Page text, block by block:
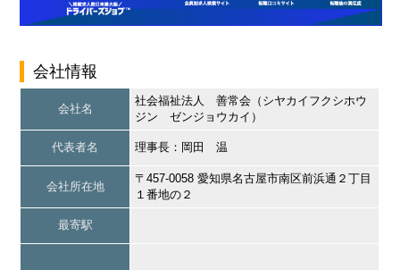
会社情報
会社名
社会福祉法人 善常会（シヤカイフクシホウ
ジン ゼンジョウカイ）
代表者名 理事長：岡田 温
会社所在地
〒457-0058 愛知県名古屋市南区前浜通２丁目
１番地の２
最寄駅